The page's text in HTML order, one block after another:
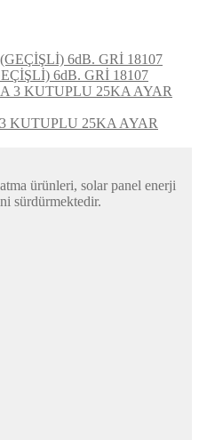
6dB. GRİ 18107
KUTUPLU 25KA AYAR
ürünleri, solar panel enerji
sürdürmektedir.